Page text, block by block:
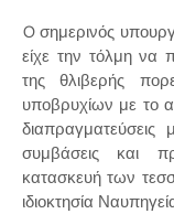
O σημερινός
είχε την τόλμη να
της θλιβερής
υποβρυχίων με το
συμβάσεις και
κατασκευή των
ιδιοκτησία